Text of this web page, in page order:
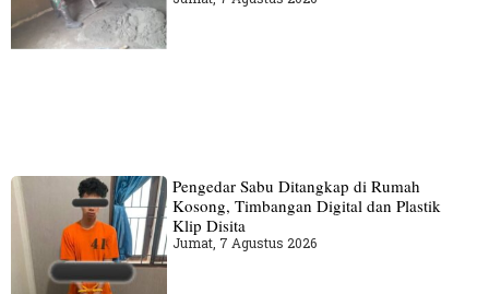
Pengedar Sabu Ditangkap di Rumah
Kosong, Timbangan Digital dan Plastik
Klip Disita
Jumat, 7 Agustus 2026